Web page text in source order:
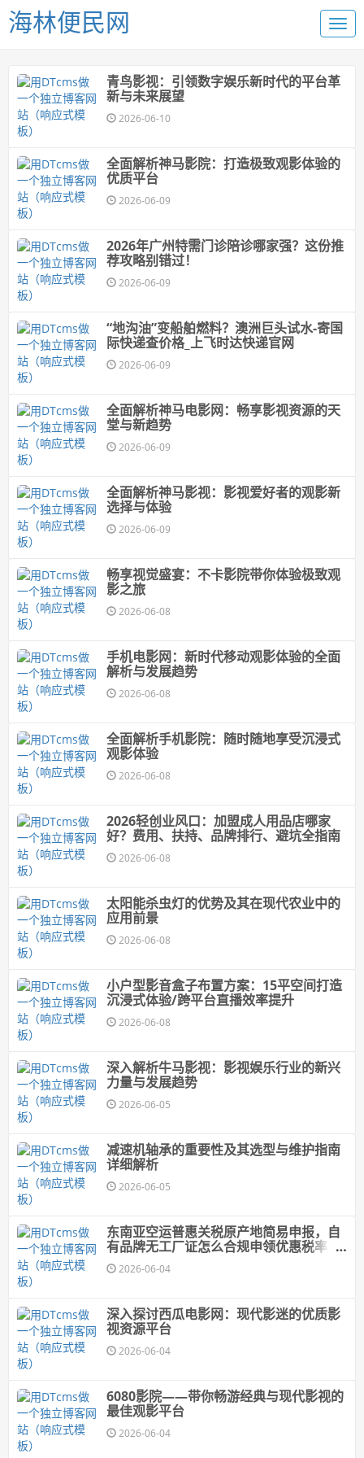
海林便民网
青鸟影视：引领数字娱乐新时代的平台革
新与未来展望
2026-06-10
全面解析神马影院：打造极致观影体验的
优质平台
2026-06-09
2026年广州特需门诊陪诊哪家强？这份推
荐攻略别错过！
2026-06-09
“地沟油”变船舶燃料？澳洲巨头试水-寄国
际快递查价格_上飞时达快递官网
2026-06-09
全面解析神马电影网：畅享影视资源的天
堂与新趋势
2026-06-09
全面解析神马影视：影视爱好者的观影新
选择与体验
2026-06-09
畅享视觉盛宴：不卡影院带你体验极致观
影之旅
2026-06-08
手机电影网：新时代移动观影体验的全面
解析与发展趋势
2026-06-08
全面解析手机影院：随时随地享受沉浸式
观影体验
2026-06-08
2026轻创业风口：加盟成人用品店哪家
好？费用、扶持、品牌排行、避坑全指南
2026-06-08
太阳能杀虫灯的优势及其在现代农业中的
应用前景
2026-06-08
小户型影音盒子布置方案：15平空间打造
沉浸式体验/跨平台直播效率提升
2026-06-08
深入解析牛马影视：影视娱乐行业的新兴
力量与发展趋势
2026-06-05
减速机轴承的重要性及其选型与维护指南
详细解析
2026-06-05
东南亚空运普惠关税原产地简易申报，自
有品牌无工厂证怎么合规申领优惠税率-寄
国际快递_上飞时达快递官网
2026-06-04
深入探讨西瓜电影网：现代影迷的优质影
视资源平台
2026-06-04
6080影院——带你畅游经典与现代影视的
最佳观影平台
2026-06-04